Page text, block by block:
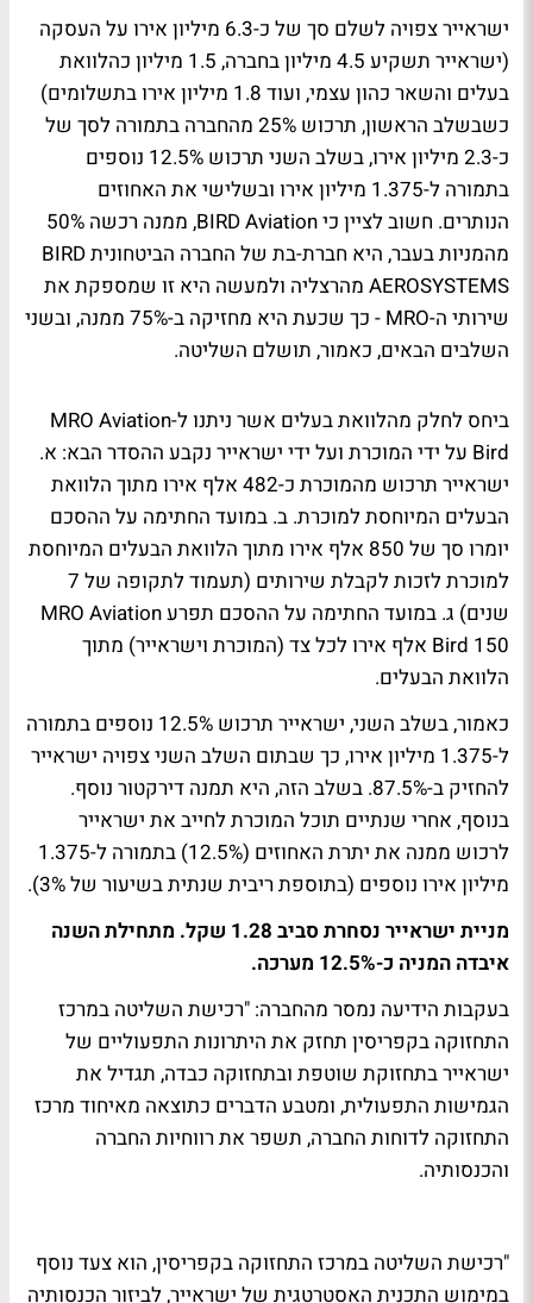
ישראייר צפויה לשלם סך של כ-6.3 מיליון אירו על העסקה
(ישראייר תשקיע 4.5 מיליון בחברה, 1.5 מיליון כהלוואת
בעלים והשאר כהון עצמי, ועוד 1.8 מיליון אירו בתשלומים)
כשבשלב הראשון, תרכוש 25% מהחברה בתמורה לסך של
כ-2.3 מיליון אירו, בשלב השני תרכוש 12.5% נוספים
בתמורה ל-1.375 מיליון אירו ובשלישי את האחוזים
הנותרים. חשוב לציין כי BIRD Aviation, ממנה רכשה 50%
מהמניות בעבר, היא חברת-בת של החברה הביטחונית BIRD
AEROSYSTEMS מהרצליה ולמעשה היא זו שמספקת את
שירותי ה-MRO - כך שכעת היא מחזיקה ב-75% ממנה, ובשני
השלבים הבאים, כאמור, תושלם השליטה.
ביחס לחלק מהלוואת בעלים אשר ניתנו ל-MRO Aviation
Bird על ידי המוכרת ועל ידי ישראייר נקבע ההסדר הבא: א.
ישראייר תרכוש מהמוכרת כ-482 אלף אירו מתוך הלוואת
הבעלים המיוחסת למוכרת. ב. במועד החתימה על ההסכם
יומרו סך של 850 אלף אירו מתוך הלוואת הבעלים המיוחסת
למוכרת לזכות לקבלת שירותים (תעמוד לתקופה של 7
שנים) ג. במועד החתימה על ההסכם תפרע MRO Aviation
Bird 150 אלף אירו לכל צד (המוכרת וישראייר) מתוך
הלוואת הבעלים.
כאמור, בשלב השני, ישראייר תרכוש 12.5% נוספים בתמורה
ל-1.375 מיליון אירו, כך שבתום השלב השני צפויה ישראייר
להחזיק ב-87.5%. בשלב הזה, היא תמנה דירקטור נוסף.
בנוסף, אחרי שנתיים תוכל המוכרת לחייב את ישראייר
לרכוש ממנה את יתרת האחוזים (12.5%) בתמורה ל-1.375
מיליון אירו נוספים (בתוספת ריבית שנתית בשיעור של 3%).
מניית ישראייר נסחרת סביב 1.28 שקל. מתחילת השנה
איבדה המניה כ-12.5% מערכה.
בעקבות הידיעה נמסר מהחברה: "רכישת השליטה במרכז
התחזוקה בקפריסין תחזק את היתרונות התפעוליים של
ישראייר בתחזוקת שוטפת ובתחזוקה כבדה, תגדיל את
הגמישות התפעולית, ומטבע הדברים כתוצאה מאיחוד מרכז
התחזוקה לדוחות החברה, תשפר את רווחיות החברה
והכנסותיה.
"רכישת השליטה במרכז התחזוקה בקפריסין, הוא צעד נוסף
במימוש התכנית האסטרטגית של ישראייר, לביזור הכנסותיה